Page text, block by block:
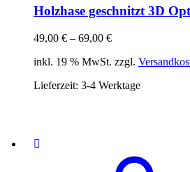
Holzhase geschnitzt 3D
49,00 € – 69,00 €
inkl. 19 % MwSt. zzgl.
Lieferzeit: 3-4 Werktage